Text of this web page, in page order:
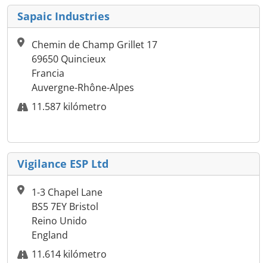
Sapaic Industries
Chemin de Champ Grillet 17
69650 Quincieux
Francia
Auvergne-Rhône-Alpes
11.587 kilómetro
Vigilance ESP Ltd
1-3 Chapel Lane
BS5 7EY Bristol
Reino Unido
England
11.614 kilómetro